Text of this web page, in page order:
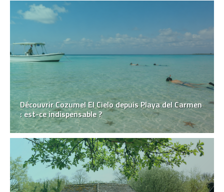
Découvrir Cozumel El Cielo depuis Playa del Carmen
: est-ce indispensable ?